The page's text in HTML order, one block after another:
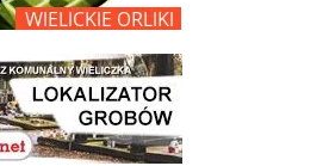
grobów na wielickim cmentarzu - grobnet